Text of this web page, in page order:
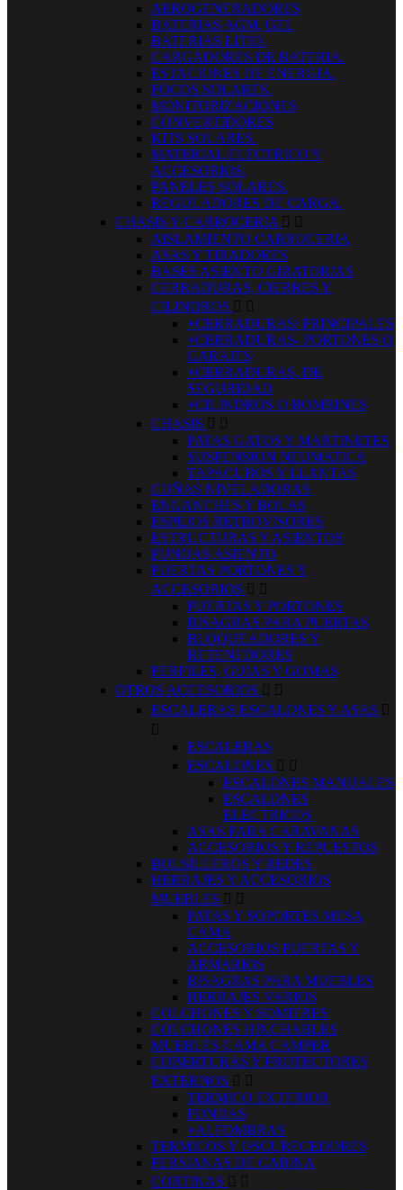
AEROGENERADORES
BATERIAS AGM, GEL
BATERIAS LITIO.
CARGADORES DE BATERIA.
ESTACIONES DE ENERGIA.
FOCOS SOLARES.
MONITORIZACIONES
CONVERTIDORES
KITS SOLARES.
MATERIAL ELECTRICO Y
ACCESORIOS.
PANELES SOLARES.
REGULADORES DE CARGA.
CHASIS Y CARROCERIA  
AISLAMIENTO CARROCERIA
ASAS Y TIRADORES
BASES ASIENTO GIRATORIAS
CERRADURAS, CIERRES Y
CILINDROS  
+CERRADURAS/ PRINCIPALES
+CERRADURAS- PORTONES O
GARAJES
+CERRADURAS, DE
SEGURIDAD
+CILINDROS O BOMBINES
CHASIS  
PATAS GATOS Y MARTINETES
SUSPENSION NEUMATICA
TAPACUBOS Y LLANTAS
CUÑAS NIVELADORAS
ENGANCHES Y BOLAS
ESPEJOS RETROVISORES
ESTRUCTURAS Y ASIENTOS
FUNDAS ASIENTO
PUERTAS PORTONES Y
ACCESORIOS  
PUERTAS Y PORTONES
BISAGRAS PARA PUERTAS
BLOQUEADORES Y
RETENEDORES
PERFILES, GUIAS Y GOMAS
OTROS ACCESORIOS  
ESCALERAS ESCALONES Y ASAS 

ESCALERAS
ESCALONES  
ESCALONES MANUALES
ESCALONES
ELECTRICOS
ASAS PARA CARAVANAS
ACCESORIOS Y REPUESTOS
BOLSILLEROS Y REDES
HERRAJES Y ACCESORIOS
MUEBLES  
PATAS Y SOPORTES MESA
CAMA
ACCESORIOS PUERTAS Y
ARMARIOS
BISAGRAS PARA MUEBLES
HERRAJES VARIOS
COLCHONES Y SOMIERES
COLCHONES HINCHABLES
MUEBLES CAMA CAMPER
COBERTURAS Y PROTECTORES
EXTERNOS  
TERMICO EXTERIOR
FUNDAS
+ALFOMBRAS
TERMICOS Y OSCURECEDORES
PERSIANAS DE CABINA
CORTINAS  